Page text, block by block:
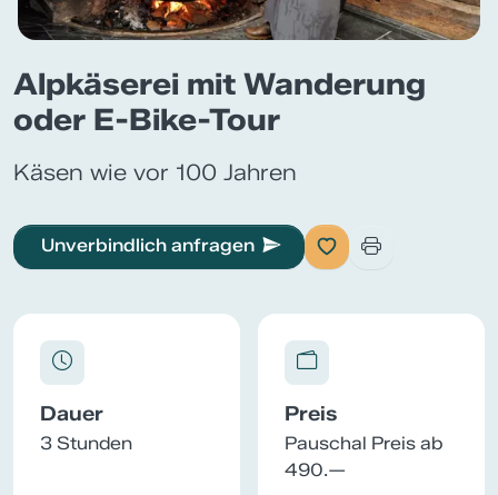
Alpkäserei mit Wanderung
oder E-Bike-Tour
Käsen wie vor 100 Jahren
Unverbindlich anfragen
Dauer
3 Stunden
Preis
Pauschal Preis ab
490.—